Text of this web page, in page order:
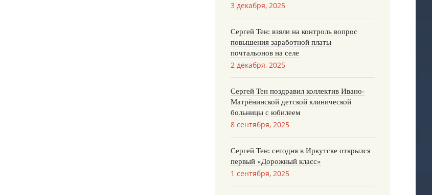
3 декабря, 2025
Сергей Тен: взяли на контроль вопрос
повышения заработной платы
почтальонов на селе
2 декабря, 2025
Сергей Тен поздравил коллектив Ивано-
Матрёнинской детской клинической
больницы с юбилеем
8 сентября, 2025
Сергей Тен: сегодня в Иркутске открылся
первый «Дорожный класс»
1 сентября, 2025